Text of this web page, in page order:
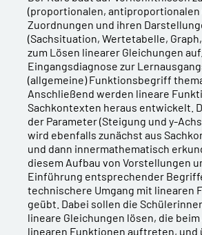
(proportionalen, antiproportionalen
Zuordnungen und ihren
(Sachsituation, Wertetabelle,
zum Lösen linearer Gleichungen
Eingangsdiagnose zur
(allgemeine) Funktionsbegriff
Anschließend werden lineare
Sachkontexten heraus entwickelt.
der Parameter (Steigung und y-
wird ebenfalls zunächst aus
und dann innermathematisch
diesem Aufbau von Vorstellungen
Einführung entsprechender
technischere Umgang mit linearen
geübt. Dabei sollen die
lineare Gleichungen lösen, die
linearen Funktionen auftreten, und